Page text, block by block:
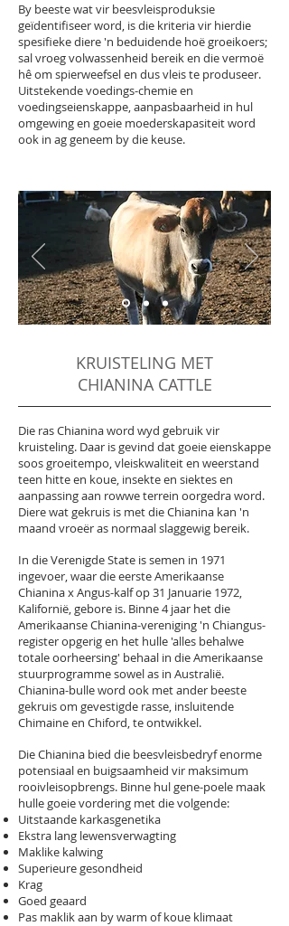
By beeste wat vir beesvleisproduksie
geïdentifiseer word, is die kriteria vir hierdie
spesifieke diere 'n beduidende hoë groeikoers;
sal vroeg volwassenheid bereik en die vermoë
hê om spierweefsel en dus vleis te produseer.
Uitstekende voedings-chemie en
voedingseienskappe, aanpasbaarheid in hul
omgewing en goeie moederskapasiteit word
ook in ag geneem by die keuse.
KRUISTELING MET
CHIANINA CATTLE
Die ras Chianina word wyd gebruik vir
kruisteling. Daar is gevind dat goeie eienskappe
soos groeitempo, vleiskwaliteit en weerstand
teen hitte en koue, insekte en siektes en
aanpassing aan rowwe terrein oorgedra word.
Diere wat gekruis is met die Chianina kan 'n
maand vroeër as normaal slaggewig bereik.
In die Verenigde State is semen in 1971
ingevoer, waar die eerste Amerikaanse
Chianina x Angus-kalf op 31 Januarie 1972,
Kalifornië, gebore is. Binne 4 jaar het die
Amerikaanse Chianina-vereniging 'n Chiangus-
register opgerig en het hulle 'alles behalwe
totale oorheersing' behaal in die Amerikaanse
stuurprogramme sowel as in Australië.
Chianina-bulle word ook met ander beeste
gekruis om gevestigde rasse, insluitende
Chimaine en Chiford, te ontwikkel.
Die Chianina bied die beesvleisbedryf enorme
potensiaal en buigsaamheid vir maksimum
rooivleisopbrengs. Binne hul gene-poele maak
hulle goeie vordering met die volgende:
Uitstaande karkasgenetika
Ekstra lang lewensverwagting
Maklike kalwing
Superieure gesondheid
Krag
Goed geaard
Pas maklik aan by warm of koue klimaat